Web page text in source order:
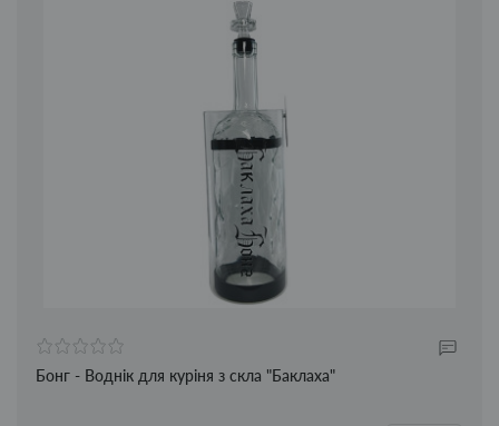
Бонг - Воднік для куріня з скла "Баклаха"